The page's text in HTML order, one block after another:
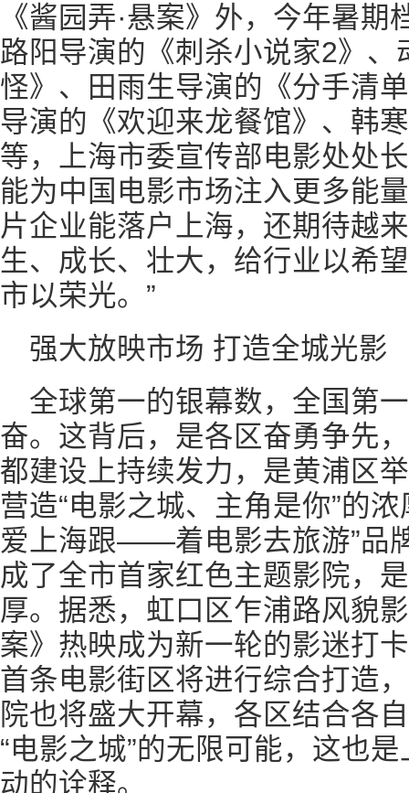
《酱园弄·悬案》外，今年暑
路阳导演的《刺杀小说家2》
怪》、田雨生导演的《分手清
导演的《欢迎来龙餐馆》、韩
等，上海市委宣传部电影处处
能为中国电影市场注入更多能
片企业能落户上海，还期待越
生、成长、壮大，给行业以希
市以荣光。”
强大放映市场 打造全城光影
全球第一的银幕数，全国第
奋。这背后，是各区奋勇争先
都建设上持续发力，是黄浦区
营造“电影之城、主角是你”的
爱上海跟——着电影去旅游”品
成了全市首家红色主题影院，
厚。据悉，虹口区乍浦路风貌
案》热映成为新一轮的影迷打
首条电影街区将进行综合打造
院也将盛大开幕，各区结合各
“电影之城”的无限可能，这也
动的诠释。